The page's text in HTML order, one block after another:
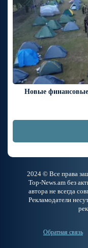
Новые
2024 © Все права
Top-News.am без
автора не всегда
Рекламодатели
Обратная связь